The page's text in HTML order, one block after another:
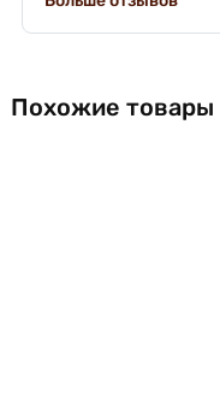
Похожие товары